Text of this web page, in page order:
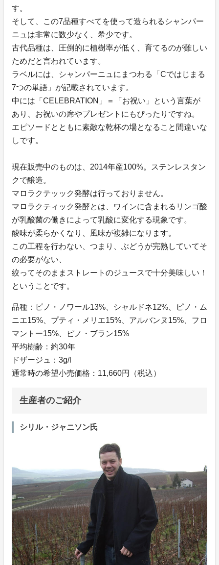
す。
そして、この7品種すべてを使って造られるシャンパー
ニュは非常に数少なく、希少です。
古代品種は、圧倒的に植樹率が低く、育てるのが難しい
ためだと言われています。
ラベルには、シャンパーニュにまつわる「Cではじまる
7つの単語」が記載されています。
中には「CELEBRATION」＝「お祝い」という言葉が
あり、お祝いの席やプレゼントにもぴったりですね。
エピソードとともに素敵な乾杯の場となること間違いな
しです。
現在販売中のものは、2014年産100%。ステンレスタン
クで醸造。
マロラクテッック発酵は行っておりません。
マロラクティック発酵とは、ワインに含まれるリンゴ酸
が乳酸菌の働きによって乳酸に変化する現象です。
酸味が柔らかくなり、風味が複雑になります。
この工程を行わない、つまり、ぶどうが完熟していてそ
の必要がない、
絞ってそのままストレートのジュースで十分美味しい！
ということです。
品種：ピノ・ノワール13%、シャルドネ12%、ピノ・ム
ニエ15%、プティ・メリエ15%、アルバンヌ15%、フロ
マントー15%、ピノ・ブラン15%
平均樹齢：約30年
ドザージュ：3g/l
通常時の希望小売価格：11,660円（税込）
生産者のご紹介
シリル・ジャニソン氏